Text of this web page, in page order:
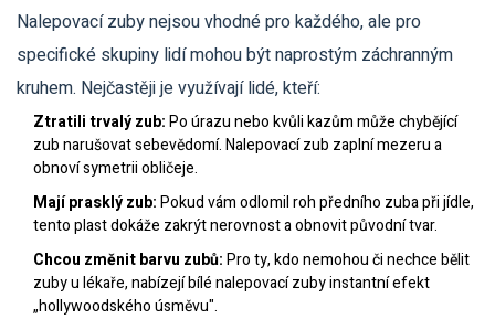
Nalepovací zuby nejsou vhodné pro každého, ale pro
specifické skupiny lidí mohou být naprostým záchranným
kruhem. Nejčastěji je využívají lidé, kteří:
Ztratili trvalý zub:Po úrazu nebo kvůli kazům může chybějící
zub narušovat sebevědomí. Nalepovací zub zaplní mezeru a
obnoví symetrii obličeje.
Mají prasklý zub:Pokud vám odlomil roh předního zuba při jídle,
tento plast dokáže zakrýt nerovnost a obnovit původní tvar.
Chcou změnit barvu zubů:Pro ty, kdo nemohou či nechce bělit
zuby u lékaře, nabízejí bílé nalepovací zuby instantní efekt
„hollywoodského úsměvu".